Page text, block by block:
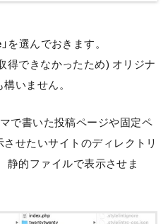
」を選んでおきます。
得できなかったため) オリジナ
いません。
で書いた投稿ページや固定ペ
せたいサイトのディレクトリ
静的ファイルで表示させま